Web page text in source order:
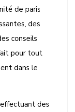
de paris
des
conseils
pour tout
dans le
des